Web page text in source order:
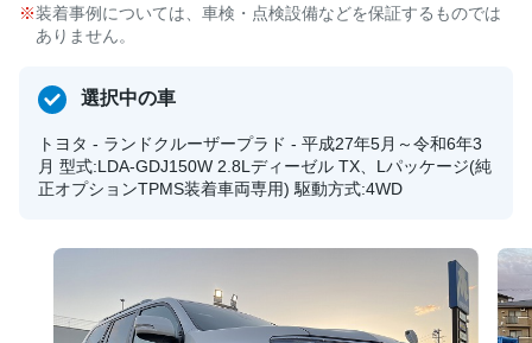
装着事例については、車検・点検設備などを保証するものでは
ありません。
選択中の車
トヨタ - ランドクルーザープラド - 平成27年5月～令和6年3
月 型式:LDA-GDJ150W 2.8Lディーゼル TX、Lパッケージ(純
正オプションTPMS装着車両専用) 駆動方式:4WD